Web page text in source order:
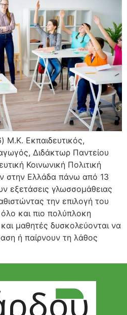
Μ.Κ. Εκπαιδευτικός,
Διδάκτωρ Παντείου
Κοινωνική Πολιτική
στην Ελλάδα πάνω από 13
εξετάσεις γλωσσομάθειας
την επιλογή του
και πιο πολύπλοκη
μαθητές δυσκολεύονται να
ή παίρνουν τη λάθος